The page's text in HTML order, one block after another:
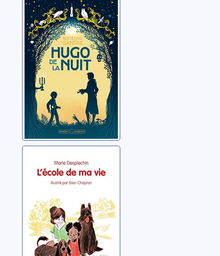
Hugo de la nuit
Santini, Bertrand
Desplechin, Marie